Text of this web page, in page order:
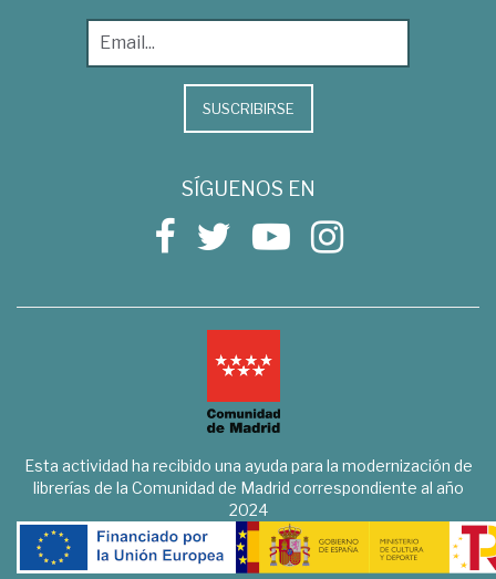
SUSCRIBIRSE
SÍGUENOS EN
Esta actividad ha recibido una ayuda para la modernización de
librerías de la Comunidad de Madrid correspondiente al año
2024